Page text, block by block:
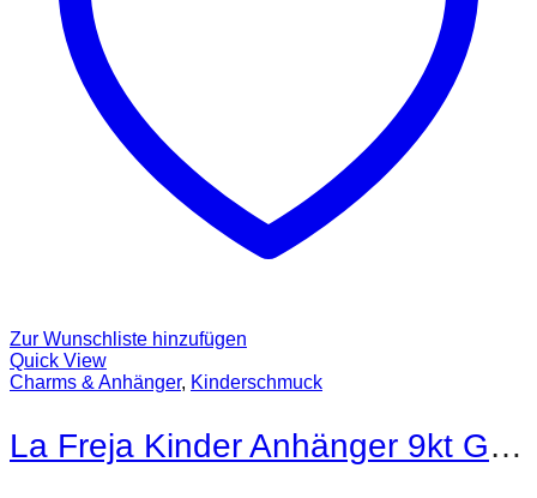
Zur Wunschliste hinzufügen
Quick View
Charms & Anhänger, Kinderschmuck
La Freja Kinder Anhänger 9kt Gold